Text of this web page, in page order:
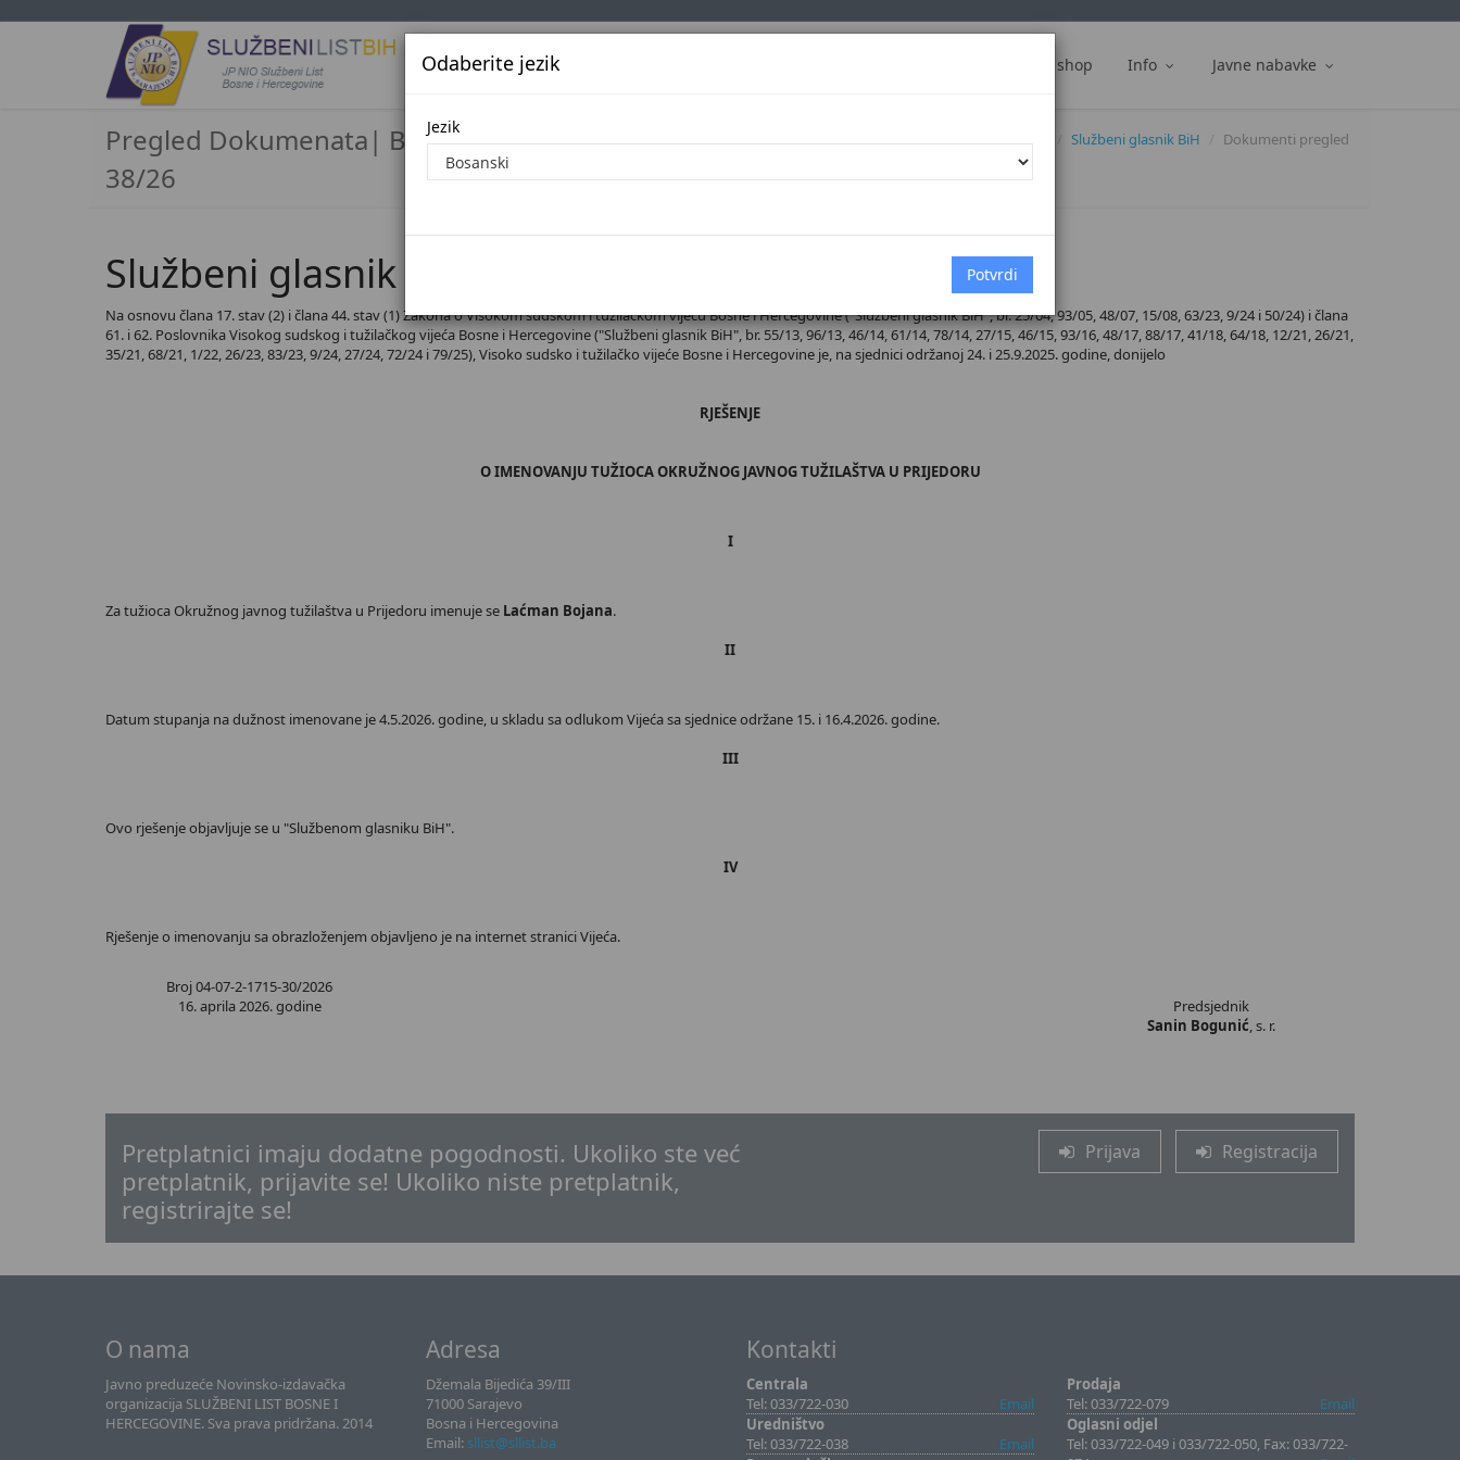
Jezik Službena glasila Web shop Info Javne nabavke
Odaberite jezik
Jezik
Pregled Dokumenata| Broj
38/26
Početna Dokumenti Službeni glasnik BiH Dokumenti pregled
Službeni glasnik BiH, broj 38/26
Na osnovu člana 17. stav (2) i člana 44. stav (1) Zakona o Visokom sudskom i tužilačkom vijeću Bosne i Hercegovine ("Službeni glasnik BiH", br. 25/04, 93/05, 48/07, 15/08, 63/23, 9/24 i 50/24) i člana
61. i 62. Poslovnika Visokog sudskog i tužilačkog vijeća Bosne i Hercegovine ("Službeni glasnik BiH", br. 55/13, 96/13, 46/14, 61/14, 78/14, 27/15, 46/15, 93/16, 48/17, 88/17, 41/18, 64/18, 12/21, 26/21,
35/21, 68/21, 1/22, 26/23, 83/23, 9/24, 27/24, 72/24 i 79/25), Visoko sudsko i tužilačko vijeće Bosne i Hercegovine je, na sjednici održanoj 24. i 25.9.2025. godine, donijelo
RJEŠENJE
O IMENOVANJU TUŽIOCA OKRUŽNOG JAVNOG TUŽILAŠTVA U PRIJEDORU
I
Za tužioca Okružnog javnog tužilaštva u Prijedoru imenuje se Laćman Bojana.
II
Datum stupanja na dužnost imenovane je 4.5.2026. godine, u skladu sa odlukom Vijeća sa sjednice održane 15. i 16.4.2026. godine.
III
Ovo rješenje objavljuje se u "Službenom glasniku BiH".
IV
Rješenje o imenovanju sa obrazloženjem objavljeno je na internet stranici Vijeća.
Broj 04-07-2-1715-30/2026
16. aprila 2026. godine
Predsjednik
Sanin Bogunić, s. r.
Pretplatnici imaju dodatne pogodnosti. Ukoliko ste već
pretplatnik, prijavite se! Ukoliko niste pretplatnik,
registrirajte se!
Prijava Registracija
O nama
Javno preduzeće Novinsko-izdavačka
organizacija SLUŽBENI LIST BOSNE I
HERCEGOVINE. Sva prava pridržana. 2014
Adresa
Džemala Bijedića 39/III
71000 Sarajevo
Bosna i Hercegovina
Email: sllist@sllist.ba
Kontakti
Centrala
Tel: 033/722-030
Email
Uredništvo
Tel: 033/722-038
Email
Prodaja
Tel: 033/722-079
Email
Oglasni odjel
Tel: 033/722-049 i 033/722-050, Fax: 033/722-